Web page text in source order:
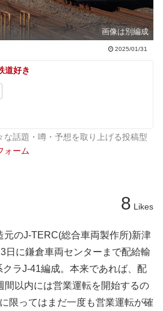
画像は別編成
2025/01/31
道好き
な話題・噂・予想を取り上げる投稿型
ォーム
8 Likes
元のJ-TERC(総合車両製作所)新津
日に鎌倉車両センターまで配給輸
ラJ-41編成。本来であれば、配
間以内には営業運転を開始するの
限ってはまだ一度も営業運転が確